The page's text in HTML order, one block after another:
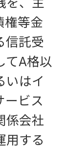
権等金
信託受
てA格以
いはイ
ービス
係会社
用する